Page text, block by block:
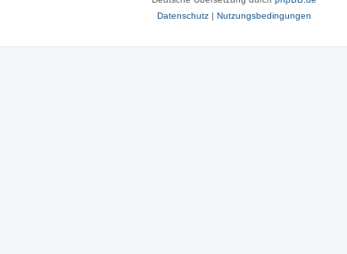
Datenschutz| Nutzungsbedingungen